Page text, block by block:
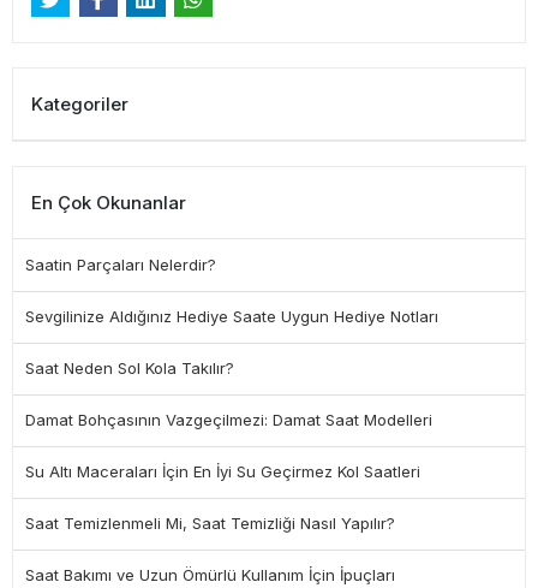
Kategoriler
En Çok Okunanlar
Saatin Parçaları Nelerdir?
Sevgilinize Aldığınız Hediye Saate Uygun Hediye Notları
Saat Neden Sol Kola Takılır?
Damat Bohçasının Vazgeçilmezi: Damat Saat Modelleri
Su Altı Maceraları İçin En İyi Su Geçirmez Kol Saatleri
Saat Temizlenmeli Mi, Saat Temizliği Nasıl Yapılır?
Saat Bakımı ve Uzun Ömürlü Kullanım İçin İpuçları